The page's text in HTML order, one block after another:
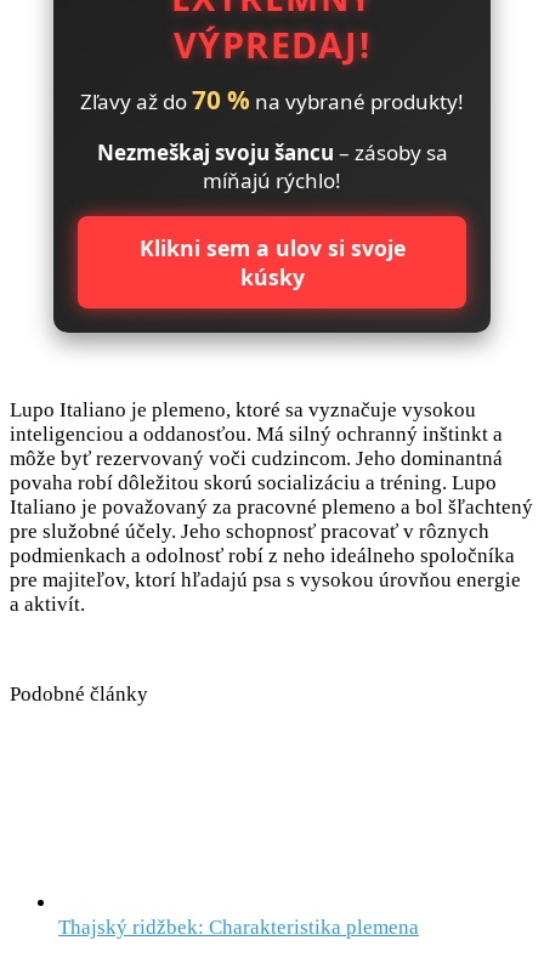
VÝPREDAJ!
Zľavy až do70 % na vybrané produkty!
Nezmeškaj svoju šancu – zásoby sa
míňajú rýchlo!
Klikni sem a ulov si svoje
kúsky
Lupo Italiano je plemeno, ktoré sa vyznačuje vysokou
inteligenciou a oddanosťou. Má silný ochranný inštinkt a
môže byť rezervovaný voči cudzincom. Jeho dominantná
povaha robí dôležitou skorú socializáciu a tréning. Lupo
Italiano je považovaný za pracovné plemeno a bol šľachtený
pre služobné účely. Jeho schopnosť pracovať v rôznych
podmienkach a odolnosť robí z neho ideálneho spoločníka
pre majiteľov, ktorí hľadajú psa s vysokou úrovňou energie
a aktivít.
Podobné články
Thajský ridžbek: Charakteristika plemena